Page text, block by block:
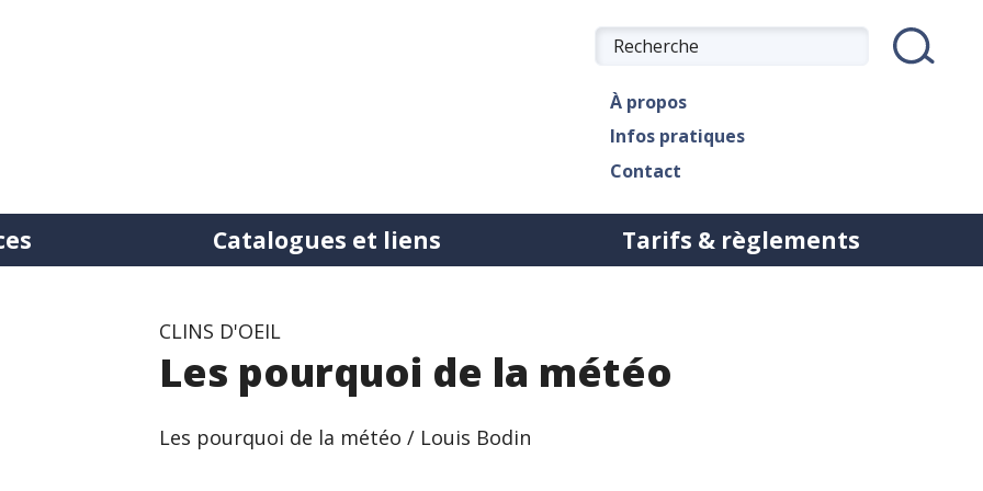
À propos
Infos pratiques
Contact
bibliothèques
Catalogues et liens Tarifs & règlements
CLINS D'OEIL
Les pourquoi de la météo
Les pourquoi de la météo / Louis Bodin